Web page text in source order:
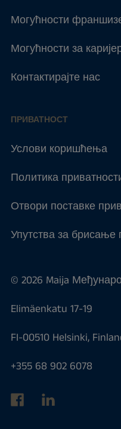
Могућности
Могућности за
Контактирајте нас
ПРИВАТНОСТ
Услови коришћења
Политика
Отвори поставке
Упутства за брисање
© 2026 Maija
Elimäenkatu 17-19
FI-00510 Helsinki,
+355 68 902 6078